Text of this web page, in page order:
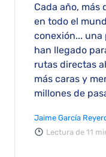
Cada año, más
en todo el
conexión... una
han llegado
rutas directas
más caras y
millones de
Jaime García
Lectura de 11